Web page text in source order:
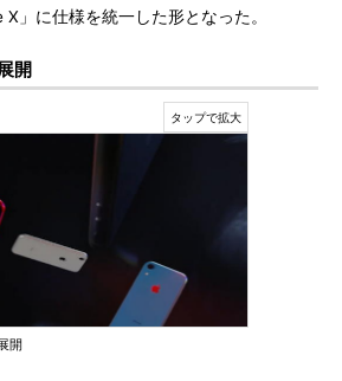
」に仕様を統一した形となった。
開
開